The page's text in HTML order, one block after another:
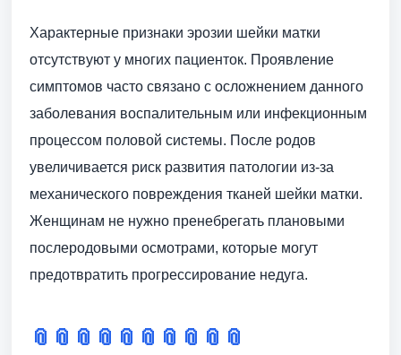
Характерные признаки эрозии шейки матки
отсутствуют у многих пациенток. Проявление
симптомов часто связано с осложнением данного
заболевания воспалительным или инфекционным
процессом половой системы. После родов
увеличивается риск развития патологии из-за
механического повреждения тканей шейки матки.
Женщинам не нужно пренебрегать плановыми
послеродовыми осмотрами, которые могут
предотвратить прогрессирование недуга.
📎 📎 📎 📎 📎 📎 📎 📎 📎 📎